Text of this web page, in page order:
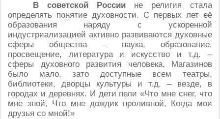
В советской России не религия стала
определять понятие духовности. С первых лет её
образования наряду с ускоренной
индустриализацией активно развиваются духовные
сферы общества – наука, образование,
просвещение, литература и искусство и т.д. –
сферы духовного развития человека. Магазинов
было мало, зато доступные всем театры,
библиотеки, дворцы культуры и т.д. – везде, в
городах и деревнях. И дети пели «Что мне снег, что
мне зной, Что мне дождик проливной, Когда мои
друзья со мной!»